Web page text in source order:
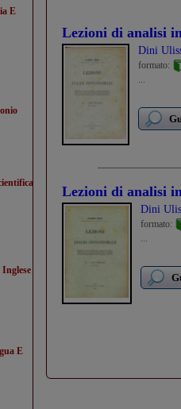
E
E
Lezioni di analisi
Dini
formato:
...
Lezioni di analisi
Dini
formato:
...